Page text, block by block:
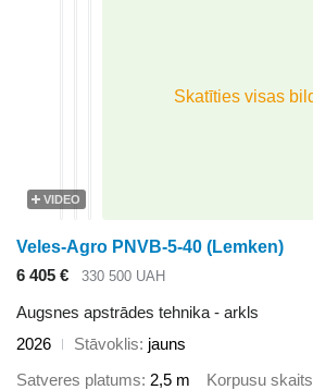
VIDEO
Veles-Agro PNVB-5-40 (Lemken)
6 405 €
330 500 UAH
Augsnes apstrādes tehnika - arkls
2026
Stāvoklis jauns
Satveres platums 2,5 m Korpusu skaits